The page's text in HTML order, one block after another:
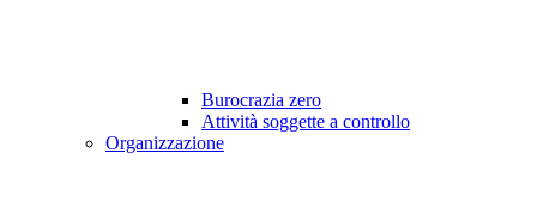
Burocrazia zero
Attività soggette a controllo
Organizzazione